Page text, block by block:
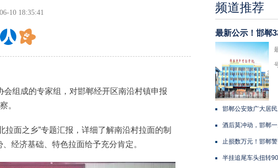
10 18:35:41
成的专家组，对邯郸经开区南沿村镇申报
。
之乡”专题汇报，详细了解南沿村拉面的制
经济基础、特色拉面给予充分肯定。
频道推荐
最新公示！邯郸
邯郸公安致广大居
酒后莫冲动，邯郸
止损数万元！邯郸
半挂追尾车头扭转